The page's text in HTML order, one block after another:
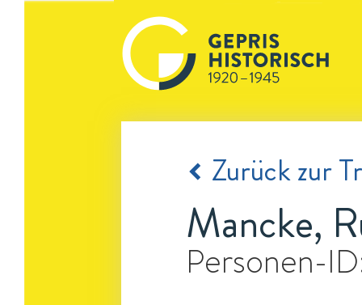
Zurück zur
Mancke,
Personen-